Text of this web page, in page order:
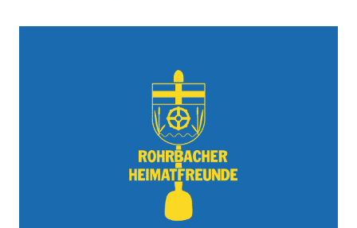
Ortsrat
Gastronomie & Übernachtung
Medizinische Versorgung